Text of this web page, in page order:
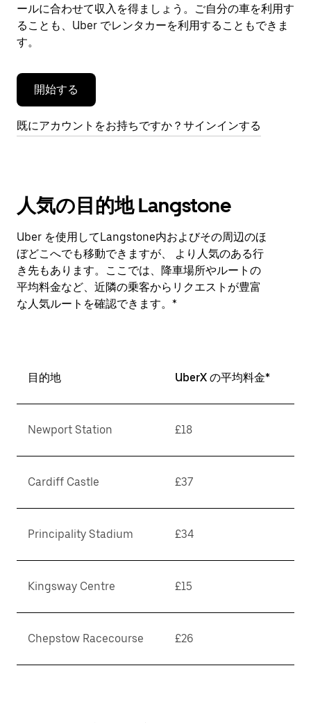
閉
じ
ま
す。
ールに合わせて収入を得ましょう。ご自分の車を利用す
ることも、Uber でレンタカーを利用することもできま
す。
開始する
既にアカウントをお持ちですか？サインインする
人気の目的地 Langstone
Uber を使用してLangstone内およびその周辺のほ
ぼどこへでも移動できますが、 より人気のある行
き先もあります。ここでは、降車場所やルートの
平均料金など、近隣の乗客からリクエストが豊富
な人気ルートを確認できます。*
目的地 UberX の平均料金*
Newport Station £18
Cardiff Castle £37
Principality Stadium £34
Kingsway Centre £15
Chepstow Racecourse £26